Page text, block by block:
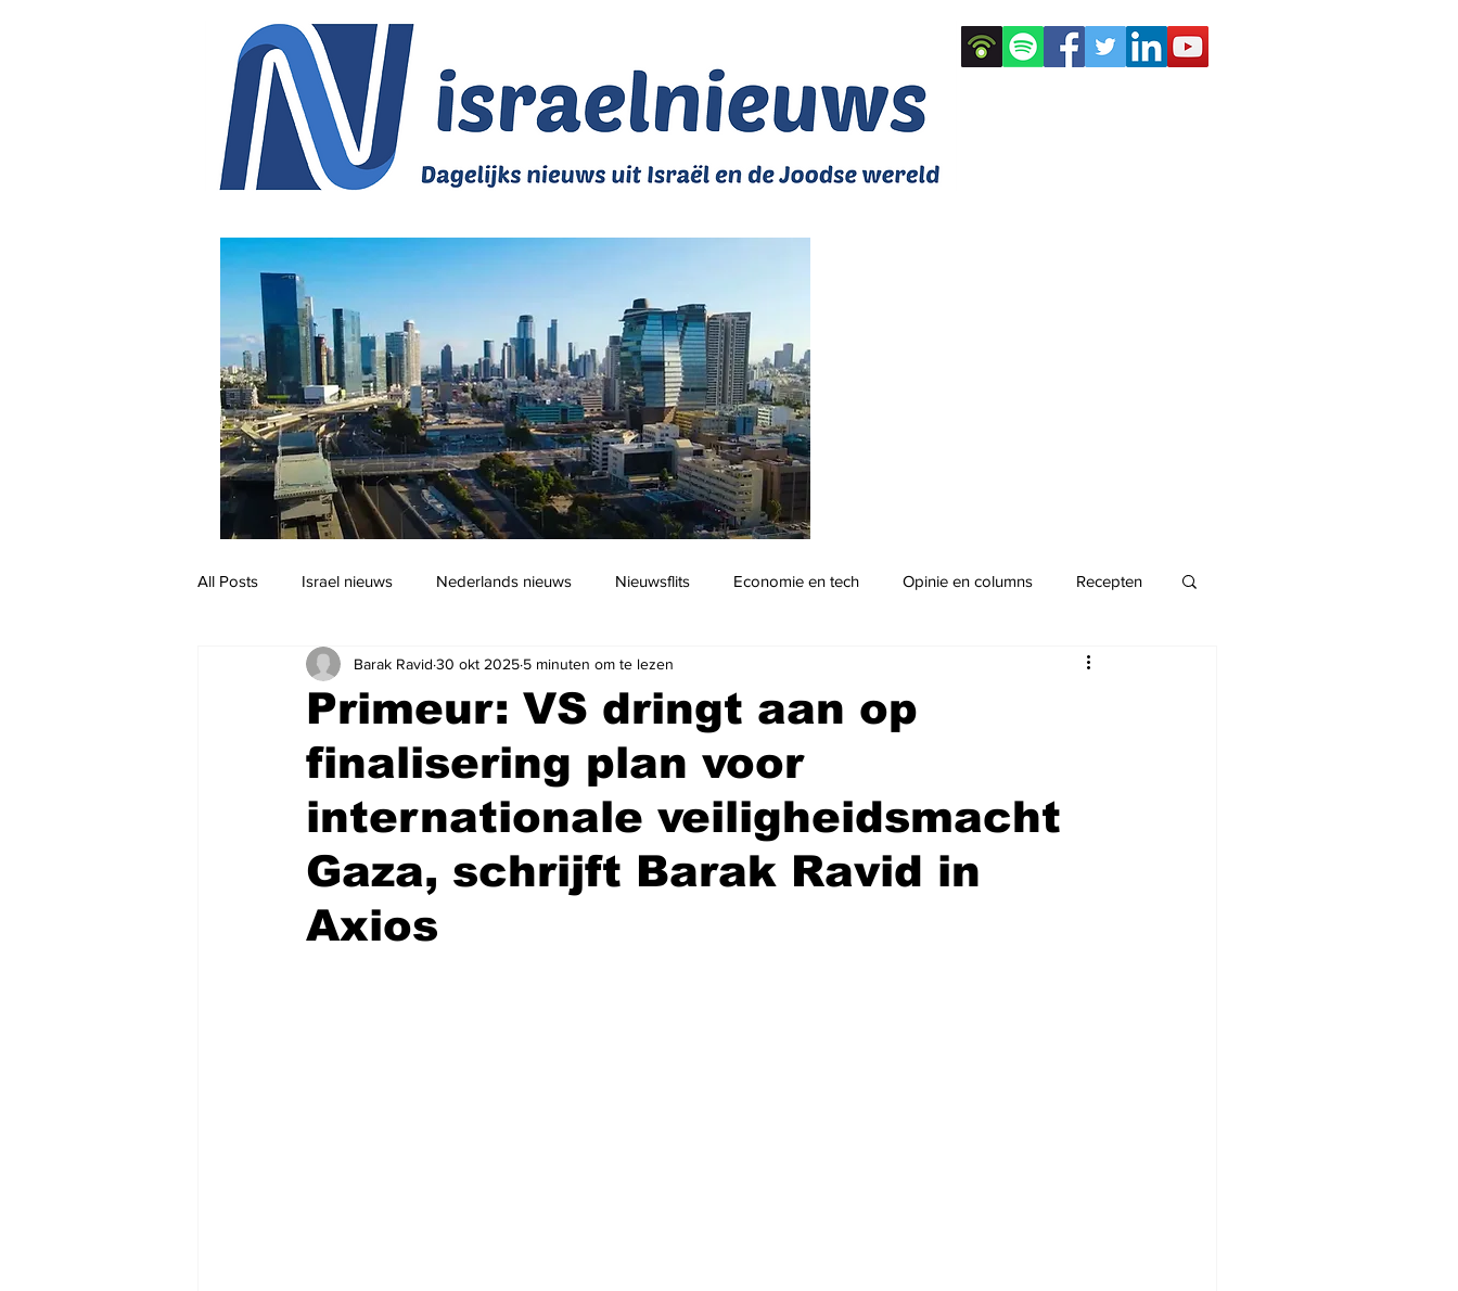
All Posts Israel nieuws Nederlands nieuws Nieuwsflits Economie en tech Opinie en columns Recepten
Jodendom en cultuur Podcast
Primeur: VS dringt aan op
finalisering plan voor
internationale veiligheidsmacht
Gaza, schrijft Barak Ravid in
Axios
Barak Ravid 30 okt 2025 5 minuten om te lezen